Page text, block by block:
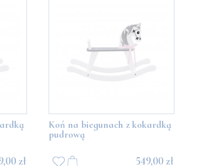
zł
Koń na biegunach z kokardką
pudrową
549,00 zł